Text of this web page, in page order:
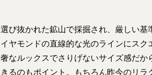
選び抜かれた鉱山で採掘され、厳しい
イヤモンドの直線的な光のラインにス
奢なルックスでさりげないサイズ感だ
きるのもポイント。もちろん昨今のリ